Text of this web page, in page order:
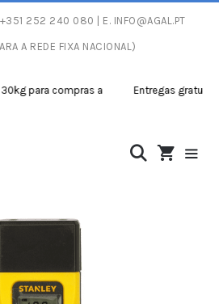
252 240 080 | E. INFO@AGAL.PT
A REDE FIXA NACIONAL)
para compras a
Entregas gratuitas